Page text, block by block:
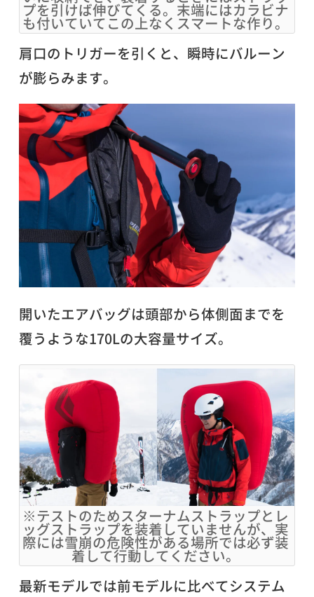
プを引けば伸びてくる。末端にはカラビナ
も付いていてこの上なくスマートな作り。
肩口のトリガーを引くと、瞬時にバルーン
が膨らみます。
開いたエアバッグは頭部から体側面までを
覆うような170Lの大容量サイズ。
※テストのためスターナムストラップとレ
ッグストラップを装着していませんが、実
際には雪崩の危険性がある場所では必ず装
着して行動してください。
最新モデルでは前モデルに比べてシステム